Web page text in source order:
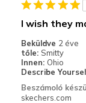
Sizing
View On Shoes
I wish they
Beküldve 2 éve
tőle: Smitty
Innen: Ohio
Describe
Beszámoló
skechers.com